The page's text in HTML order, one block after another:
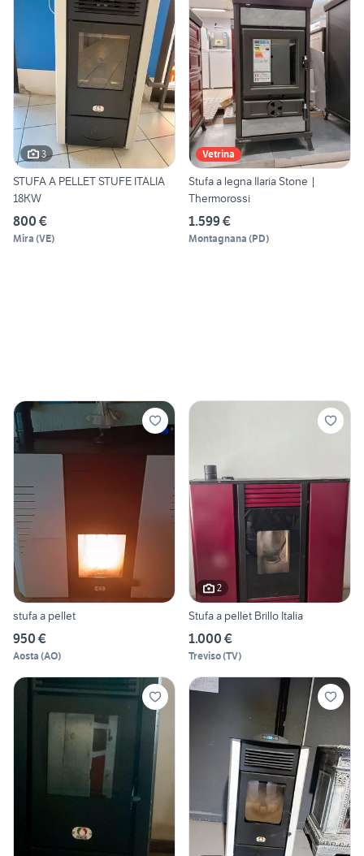
3
STUFA A PELLET STUFE ITALIA
18KW
800 €
Mira (VE)
Vetrina
Stufa a legna Ilaria Stone |
Thermorossi
1.599 €
Montagnana (PD)
stufa a pellet
950 €
Aosta (AO)
2
Stufa a pellet Brillo Italia
1.000 €
Treviso(TV)